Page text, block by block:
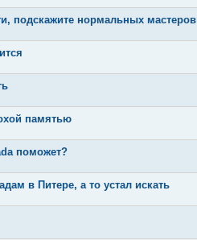
подскажите нормальных мастеров
памятью
поможет?
в Питере, а то устал искать